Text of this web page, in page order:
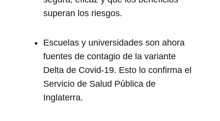
superan los riesgos.
Escuelas y universidades son ahora
fuentes de contagio de la variante
Delta de Covid-19. Esto lo confirma el
Servicio de Salud Pública de
Inglaterra.